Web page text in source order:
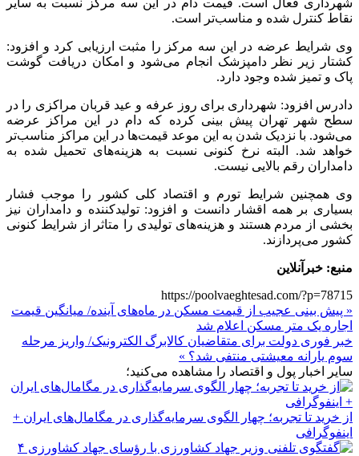
شهرداری فعال است. قیمت دام در این سه مرکز نسبت به سایر
نقاط کنترل شده و مناسب‌تر است.
وی شرایط عرضه در این سه مرکز را مثبت ارزیابی کرد و افزود:
کشتار زیر نظر دامپزشک انجام می‌شود و امکان دریافت گوشت
پاک و تمیز شده وجود دارد.
دادرس افزود: شهرداری برای روز عرفه و عید قربان مراکزی را در
سطح شهر تهران پیش بینی کرده که دام در این مراکز عرضه
می‌شود. با نزدیک شدن به این موعد قیمت‌ها در این مراکز مناسب‌تر
خواهد شد. البته نرخ کنونی نسبت به هزینه‌های تحمیل شده به
دامداران رقم بالایی نیست.
وی همچنین شرایط تورم و اقتصاد کلی کشور را موجب فشار
بسیاری بر همه اقشار دانست و افزود: تولیدکننده و دامداران نیز
بخشی از مردم هستند و هزینه‌های تولیدی را متاثر از شرایط کنونی
کشور می‌پردازند.
منبع: خبرآنلاین
https://poolvaeghtesad.com/?p=78715
« پیش بینی عجیب از قیمت مسکن در ماه‌های آینده/ میانگین قیمت
اجاره یک متر مسکن اعلام شد
خبر فوری دولت برای متقاضیان کالابرگ الکترونیک/ واریز مرحله
سوم یارانه معیشتی منتفی شد؟ »
سایر اخبار پول و اقتصاد را مشاهده می‌کنید؛
از خرید تا تجربه؛ چهار الگوی سرمایه‌گذاری در مگامال‌های ایران +
اینفوگرافی